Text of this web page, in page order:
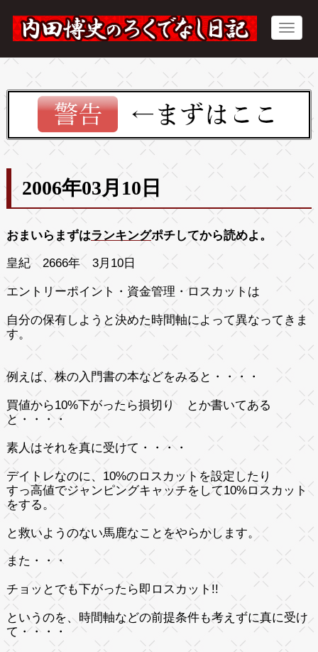
2006年03月10日
おまいらまずはランキングポチしてから読めよ。
皇紀 2666年 3月10日
エントリーポイント・資金管理・ロスカットは
自分の保有しようと決めた時間軸によって異なってきま
す。
例えば、株の入門書の本などをみると・・・・
買値から10%下がったら損切り とか書いてある
と・・・・
素人はそれを真に受けて・・・・
デイトレなのに、10%のロスカットを設定したり
すっ高値でジャンピングキャッチをして10%ロスカット
をする。
と救いようのない馬鹿なことをやらかします。
また・・・
チョッとでも下がったら即ロスカット!!
というのを、時間軸などの前提条件も考えずに真に受け
て・・・・